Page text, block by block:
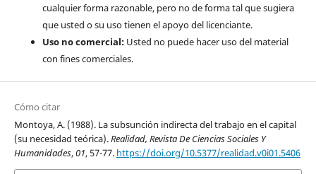
cualquier forma razonable, pero no de forma tal que sugiera
que usted o su uso tienen el apoyo del licenciante.
Uso no comercial:Usted no puede hacer uso del material
con fines comerciales.
Cómo citar
Montoya, A. (1988). La subsunción indirecta del trabajo en el capital
(su necesidad teórica).Realidad, Revista De Ciencias Sociales Y
Humanidades,01, 57-77. https://doi.org/10.5377/realidad.v0i01.5406